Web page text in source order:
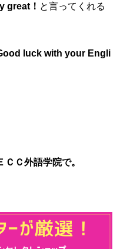
great！ と言ってくれる
luck with your Engli
Ｃ外語学院で。